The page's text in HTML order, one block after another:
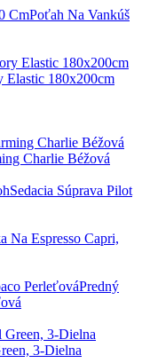
Poťah Na Vankúš
Elastic 180x200cm
Charlie Béžová
Sedacia Súprava Pilot
Na Espresso Capri,
Predný
3-Dielna